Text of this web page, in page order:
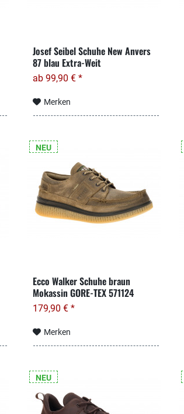
Josef Seibel Schuhe New Anvers
87 blau Extra-Weit
ab 99,90 € *
Merken
NEU
Ecco Walker Schuhe braun
Mokassin GORE-TEX 571124
179,90 € *
Merken
NEU